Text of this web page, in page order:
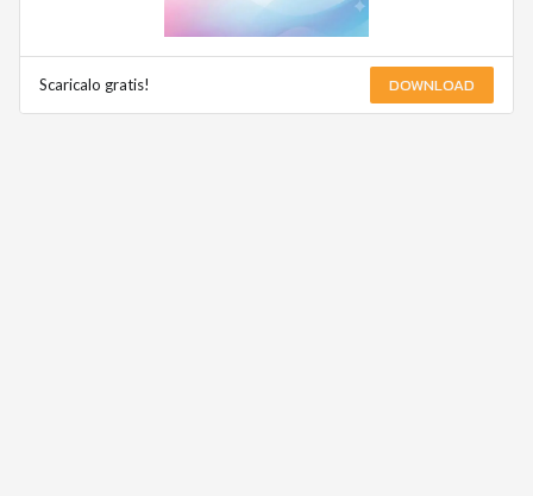
Scaricalo gratis! DOWNLOAD